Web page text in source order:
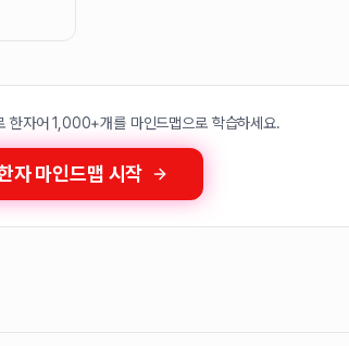
한자어 1,000+개를 마인드맵으로 학습하세요.
자 마인드맵 시작